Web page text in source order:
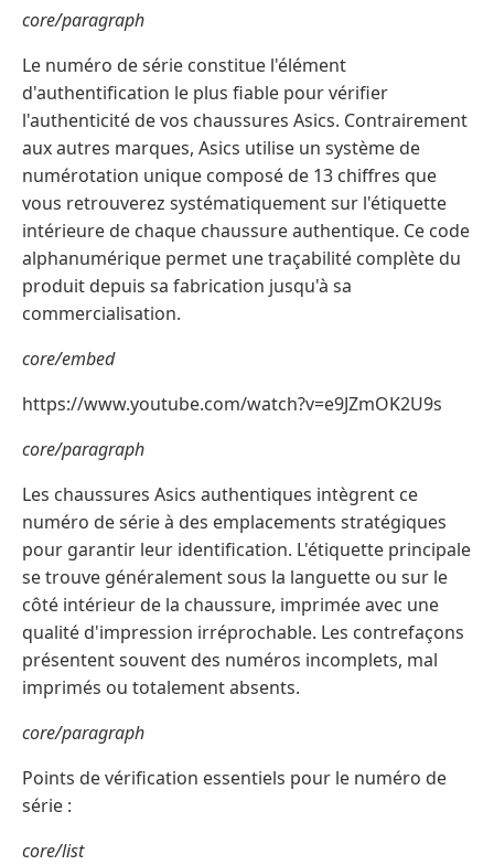
core/paragraph
Le numéro de série constitue l'élément
d'authentification le plus fiable pour vérifier
l'authenticité de vos chaussures Asics. Contrairement
aux autres marques, Asics utilise un système de
numérotation unique composé de 13 chiffres que
vous retrouverez systématiquement sur l'étiquette
intérieure de chaque chaussure authentique. Ce code
alphanumérique permet une traçabilité complète du
produit depuis sa fabrication jusqu'à sa
commercialisation.
core/embed
https://www.youtube.com/watch?v=e9JZmOK2U9s
core/paragraph
Les chaussures Asics authentiques intègrent ce
numéro de série à des emplacements stratégiques
pour garantir leur identification. L'étiquette principale
se trouve généralement sous la languette ou sur le
côté intérieur de la chaussure, imprimée avec une
qualité d'impression irréprochable. Les contrefaçons
présentent souvent des numéros incomplets, mal
imprimés ou totalement absents.
core/paragraph
Points de vérification essentiels pour le numéro de
série :
core/list